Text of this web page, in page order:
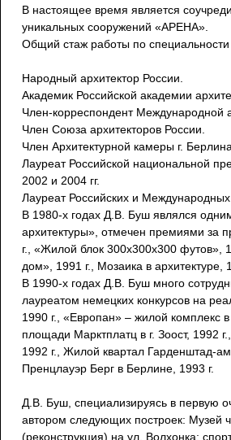
В настоящее время является
уникальных сооружений «АРЕНА».
Общий стаж работы по специальности
Народный архитектор России.
Академик Российской академии
Член-корреспондент
Член Союза архитекторов России.
Член Архитектурной камеры г.
Лауреат Российской национальной
2002 и 2004 гг.
Лауреат Российских и Международных
В 1980-х годах Д.В. Буш являлся
архитектуры», отмечен премиями за
г., «Жилой блок 300х300х300 футов»,
дом», 1991 г., Мозаика в архитектуре,
В 1990-х годах Д.В. Буш много
лауреатом немецких конкурсов на
1990 г., «Европан» – жилой комплекс
площади Марктплатц в г. Зоост, 1992
1992 г., Жилой квартал Гарденштад-
Пренцлауэр Берг в Берлине, 1993 г.
Д.В. Буш, специализируясь в первую
автором следующих построек: Музей
(реконструкция) на ул. Волхонка;